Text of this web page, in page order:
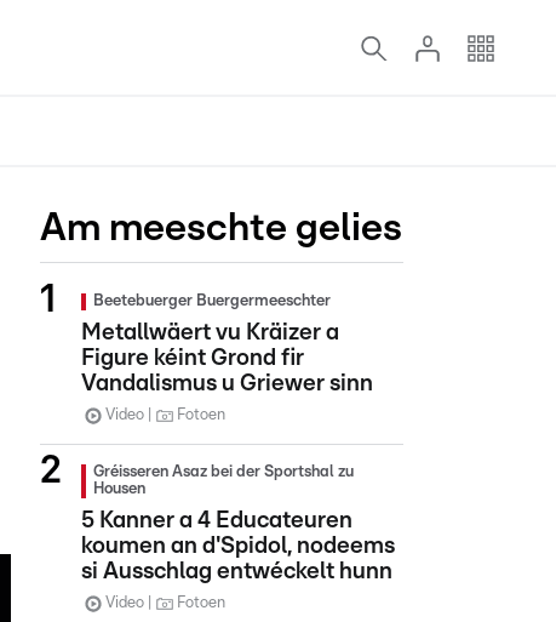
Am meeschte gelies
Beetebuerger Buergermeeschter
Metallwäert vu Kräizer a
Figure kéint Grond fir
Vandalismus u Griewer sinn
Video Fotoen
Gréisseren Asaz bei der Sportshal zu
Housen
5 Kanner a 4 Educateuren
koumen an d'Spidol, nodeems
si Ausschlag entwéckelt hunn
Video Fotoen